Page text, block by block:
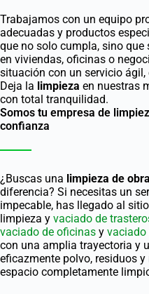
Trabajamos con un equipo
adecuadas y productos
que no solo cumpla, sino que
en viviendas, oficinas o
situación con un servicio
Deja la limpieza en nuestras
con total tranquilidad.
Somos tu empresa de
confianza
¿Buscas una limpieza de
diferencia? Si necesitas un
impecable, has llegado al
limpieza y vaciado de
vaciado de oficinas y vaciado
con una amplia trayectoria y
eficazmente polvo, residuos
espacio completamente